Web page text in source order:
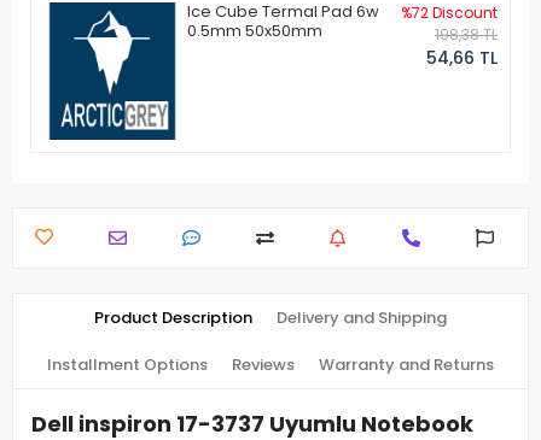
Ice Cube Termal Pad 6w
0.5mm 50x50mm
%72 Discount
198,38 TL
54,66 TL
Product Description Delivery and Shipping
Installment Options Reviews Warranty and Returns
Dell inspiron 17-3737 Uyumlu Notebook